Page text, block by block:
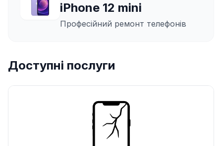
iPhone 12 mini
Професійний ремонт телефонів
Доступні послуги